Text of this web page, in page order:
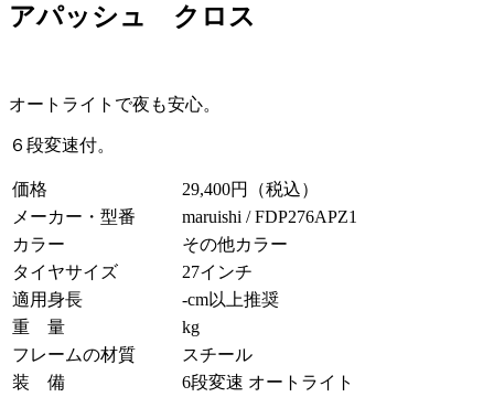
アパッシュ クロス
オートライトで夜も安心。
６段変速付。
価格
29,400円（税込）
メーカー・型番
maruishi / FDP276APZ1
カラー
その他カラー
タイヤサイズ
27インチ
適用身長
-cm以上推奨
重 量
kg
フレームの材質
スチール
装 備
6段変速 オートライト